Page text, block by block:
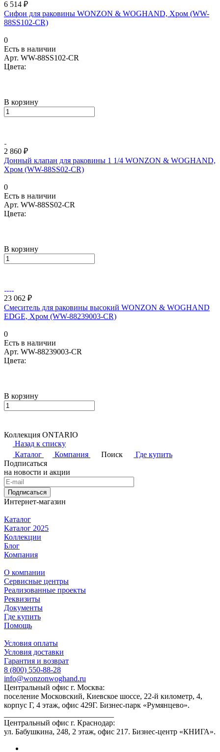
6 514 ₽
Сифон для раковины WONZON & WOGHAND, Хром (WW-
88SS102-CR)
0
Есть в наличии
Арт. WW-88SS102-CR
Цвета:
В корзину
2 860 ₽
Донный клапан для раковины 1 1/4 WONZON & WOGHAND,
Хром (WW-88SS02-CR)
0
Есть в наличии
Арт. WW-88SS02-CR
Цвета:
В корзину
23 062 ₽
Смеситель для раковины высокий WONZON & WOGHAND
EDGE, Хром (WW-88239003-CR)
0
Есть в наличии
Арт. WW-88239003-CR
Цвета:
В корзину
Коллекция ONTARIO
Назад к списку
Каталог
Компания Поиск
Где купить
Подписаться
на новости и акции
Подписаться
Интернет-магазин
Каталог
Каталог 2025
Коллекции
Блог
Компания
О компании
Сервисные центры
Реализованные проекты
Реквизиты
Документы
Где купить
Помощь
Условия оплаты
Условия доставки
Гарантия и возврат
8 (800) 550-88-28
info@wonzonwoghand.ru
Центральный офис г. Москва:
поселение Московский, Киевское шоссе, 22-й километр, 4,
корпус Г, 4 этаж, офис 429Г. Бизнес-парк «Румянцево».
Центральный офис г. Краснодар:
ул. Бабушкина, 248, 2 этаж, офис 217. Бизнес-центр «КНИГА».